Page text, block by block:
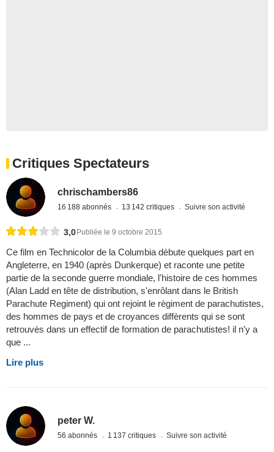
Critiques Spectateurs
chrischambers86
16 188 abonnés 13 142 critiques Suivre son activité
3,0 Publiée le 9 octobre 2015
Ce film en Technicolor de la Columbia dèbute quelques part en
Angleterre, en 1940 (après Dunkerque) et raconte une petite
partie de la seconde guerre mondiale, l'histoire de ces hommes
(Alan Ladd en tête de distribution, s'enrôlant dans le British
Parachute Regiment) qui ont rejoint le règiment de parachutistes,
des hommes de pays et de croyances diffèrents qui se sont
retrouvès dans un effectif de formation de parachutistes! il n'y a
que ...
Lire plus
peter W.
56 abonnés 1 137 critiques Suivre son activité